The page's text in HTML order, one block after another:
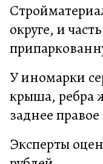
округе, и
У иномарки
крыша, ребра
заднее
Эксперты